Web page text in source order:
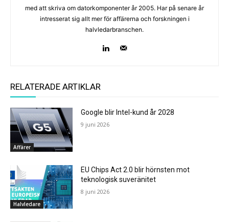
med att skriva om datorkomponenter år 2005. Har på senare år
intresserat sig allt mer för affärerna och forskningen i
halvledarbranschen.
RELATERADE ARTIKLAR
Affärer
Google blir Intel-kund år 2028
9 juni 2026
Halvledare
EU Chips Act 2.0 blir hörnsten mot
teknologisk suveränitet
8 juni 2026